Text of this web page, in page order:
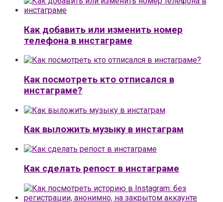
Как добавить или изменить номер
телефона в инстаграме
Как посмотреть кто отписался в
инстаграме?
Как выложить музыку в инстаграм
Как сделать репост в инстаграме